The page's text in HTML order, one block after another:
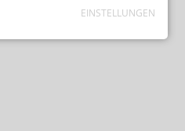
EINSTELLUNGEN